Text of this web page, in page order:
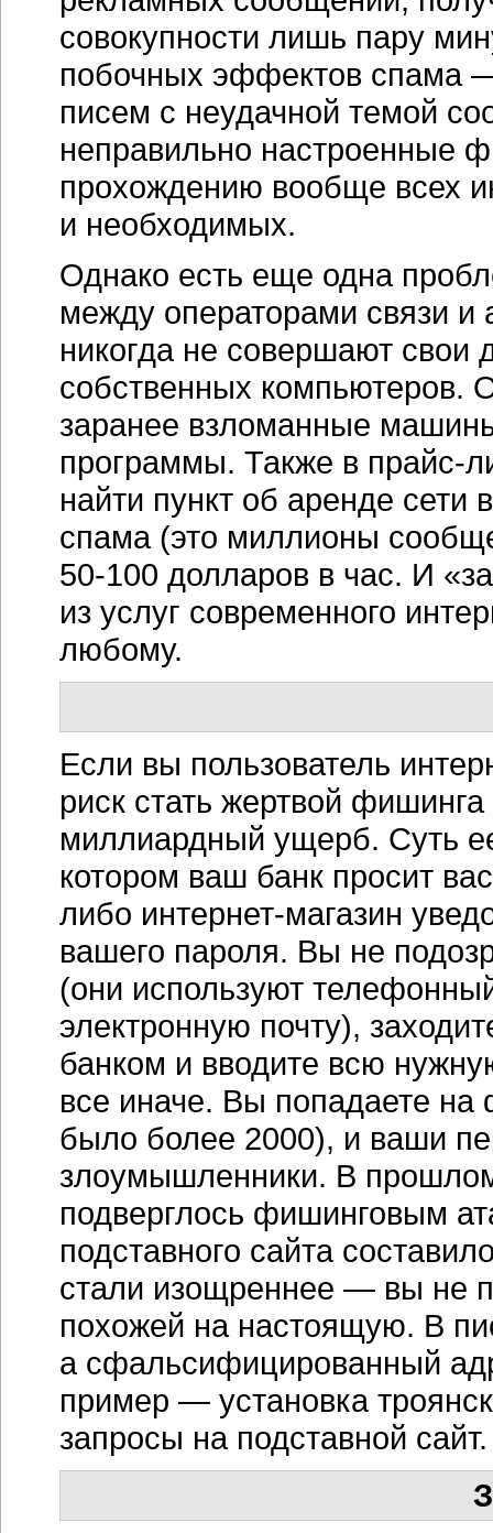
совокупности лишь пару
побочных эффектов спама
писем с неудачной темой
неправильно настроенные
прохождению вообще всех
и необходимых.
Однако есть еще одна
между операторами связи
никогда не совершают свои
собственных компьютеров.
заранее взломанные
программы. Также в прайс-
найти пункт об аренде
спама (это миллионы
50-100 долларов в час. И
из услуг современного
любому.
Если вы пользователь
риск стать жертвой
миллиардный ущерб. Суть
котором ваш банк просит
либо интернет-магазин
вашего пароля. Вы не
(они используют
электронную почту),
банком и вводите всю
все иначе. Вы попадаете
было более 2000), и ваши
злоумышленники. В
подверглось фишинговым
подставного сайта
стали изощреннее — вы не
похожей на настоящую. В
а сфальсифицированный
пример — установка
запросы на подставной сайт.